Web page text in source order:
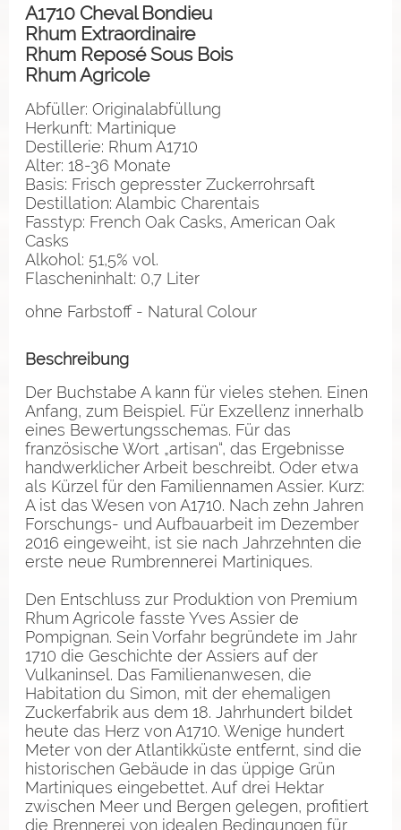
A1710 Cheval Bondieu
Rhum Extraordinaire
Rhum Reposé Sous Bois
Rhum Agricole
Abfüller: Originalabfüllung
Herkunft: Martinique
Destillerie: Rhum A1710
Alter: 18-36 Monate
Basis: Frisch gepresster Zuckerrohrsaft
Destillation: Alambic Charentais
Fasstyp: French Oak Casks, American Oak
Casks
Alkohol: 51,5% vol.
Flascheninhalt: 0,7 Liter
ohne Farbstoff - Natural Colour
Beschreibung
Der Buchstabe A kann für vieles stehen. Einen
Anfang, zum Beispiel. Für Exzellenz innerhalb
eines Bewertungsschemas. Für das
französische Wort „artisan“, das Ergebnisse
handwerklicher Arbeit beschreibt. Oder etwa
als Kürzel für den Familiennamen Assier. Kurz:
A ist das Wesen von A1710. Nach zehn Jahren
Forschungs- und Aufbauarbeit im Dezember
2016 eingeweiht, ist sie nach Jahrzehnten die
erste neue Rumbrennerei Martiniques.
Den Entschluss zur Produktion von Premium
Rhum Agricole fasste Yves Assier de
Pompignan. Sein Vorfahr begründete im Jahr
1710 die Geschichte der Assiers auf der
Vulkaninsel. Das Familienanwesen, die
Habitation du Simon, mit der ehemaligen
Zuckerfabrik aus dem 18. Jahrhundert bildet
heute das Herz von A1710. Wenige hundert
Meter von der Atlantikküste entfernt, sind die
historischen Gebäude in das üppige Grün
Martiniques eingebettet. Auf drei Hektar
zwischen Meer und Bergen gelegen, profitiert
die Brennerei von idealen Bedingungen für